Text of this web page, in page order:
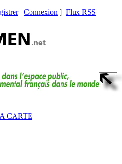
| Connexion ] Flux RSS
CARTE